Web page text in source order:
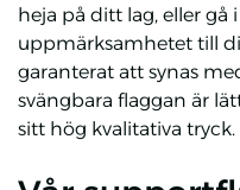
heja på ditt lag, eller gå
uppmärksamhetet till
garanterat att synas
svängbara flaggan är
sitt hög kvalitativa tryck.